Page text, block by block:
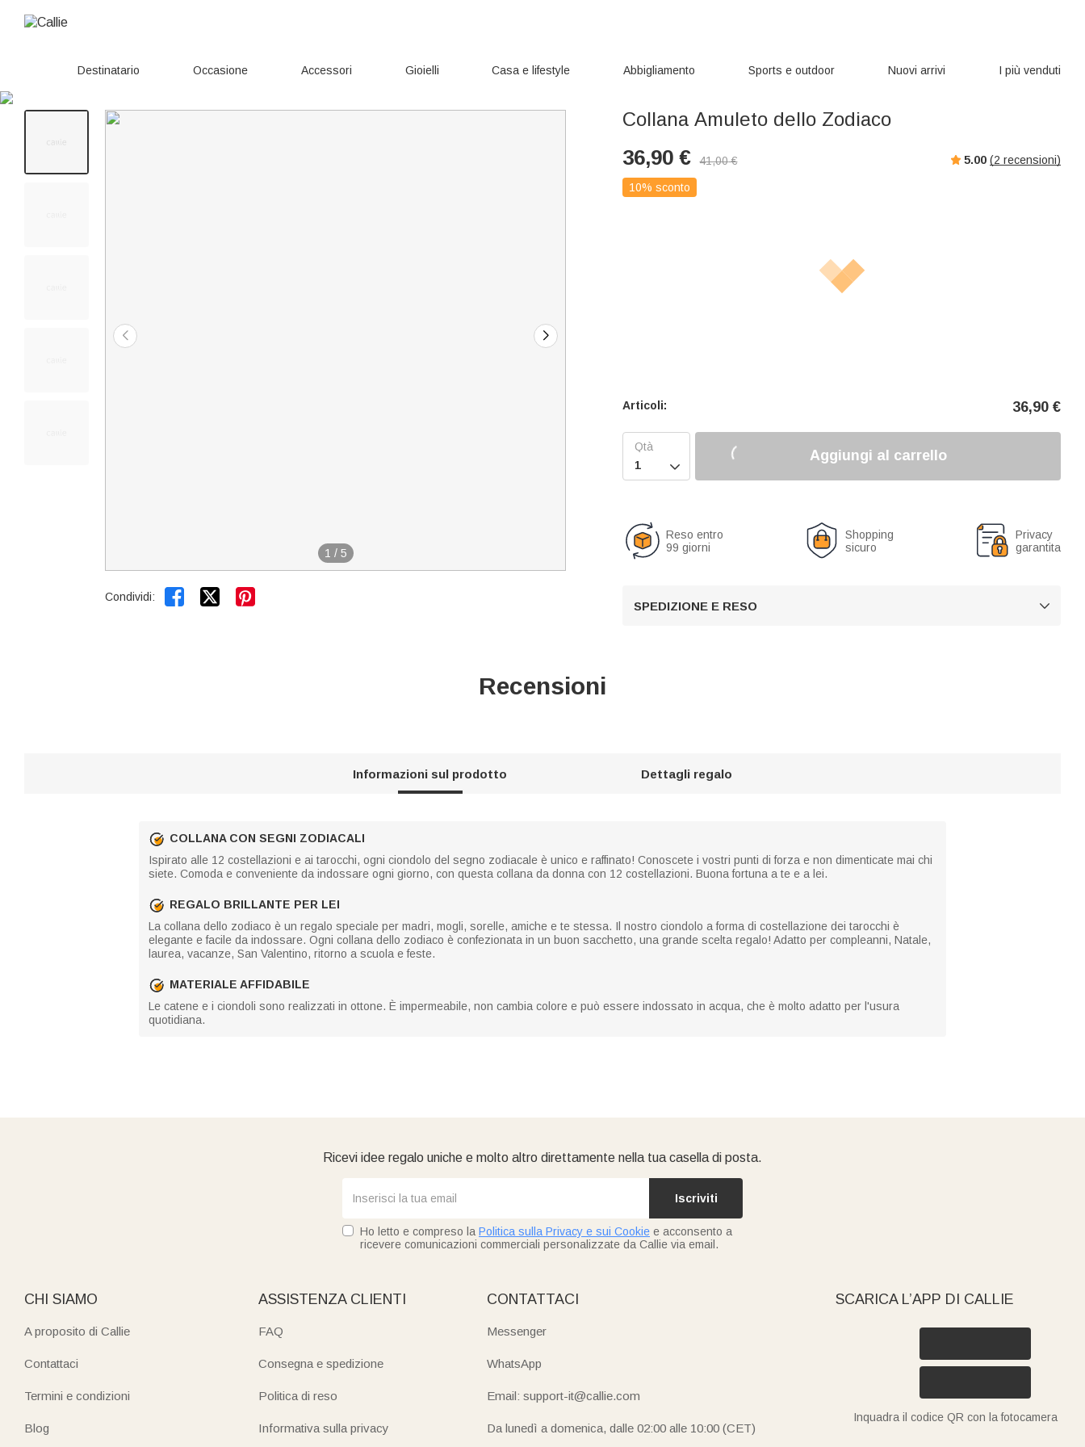
Destinatario Occasione Accessori Gioielli Casa e lifestyle Abbigliamento Sports e outdoor Nuovi arrivi I più venduti
1 / 5
Condividi:  
Collana Amuleto dello Zodiaco
36,90 € 41,00€ 5.00 (2 recensioni)
10% sconto
Articoli: 36,90 €

Aggiungi al carrello
Reso entro
99 giorni
Shopping
sicuro
Privacy
garantita
SPEDIZIONE E RESO 
Recensioni
Informazioni sul prodotto Dettagli regalo
COLLANA CON SEGNI ZODIACALI
Ispirato alle 12 costellazioni e ai tarocchi, ogni ciondolo del segno zodiacale è unico e raffinato! Conoscete i vostri punti di forza e non dimenticate mai chi
siete. Comoda e conveniente da indossare ogni giorno, con questa collana da donna con 12 costellazioni. Buona fortuna a te e a lei.
REGALO BRILLANTE PER LEI
La collana dello zodiaco è un regalo speciale per madri, mogli, sorelle, amiche e te stessa. Il nostro ciondolo a forma di costellazione dei tarocchi è
elegante e facile da indossare. Ogni collana dello zodiaco è confezionata in un buon sacchetto, una grande scelta regalo! Adatto per compleanni, Natale,
laurea, vacanze, San Valentino, ritorno a scuola e feste.
MATERIALE AFFIDABILE
Le catene e i ciondoli sono realizzati in ottone. È impermeabile, non cambia colore e può essere indossato in acqua, che è molto adatto per l'usura
quotidiana.
Ricevi idee regalo uniche e molto altro direttamente nella tua casella di posta.
Iscriviti
Ho letto e compreso la Politica sulla Privacy e sui Cookie e acconsento a
ricevere comunicazioni commerciali personalizzate da Callie via email.
CHI SIAMO
A proposito di Callie
Contattaci
Termini e condizioni
Blog
ASSISTENZA CLIENTI
FAQ
Consegna e spedizione
Politica di reso
Informativa sulla privacy
CONTATTACI
Messenger
WhatsApp
Email: support-it@callie.com
Da lunedì a domenica, dalle 02:00 alle 10:00 (CET)
SCARICA L’APP DI CALLIE
Inquadra il codice QR con la fotocamera